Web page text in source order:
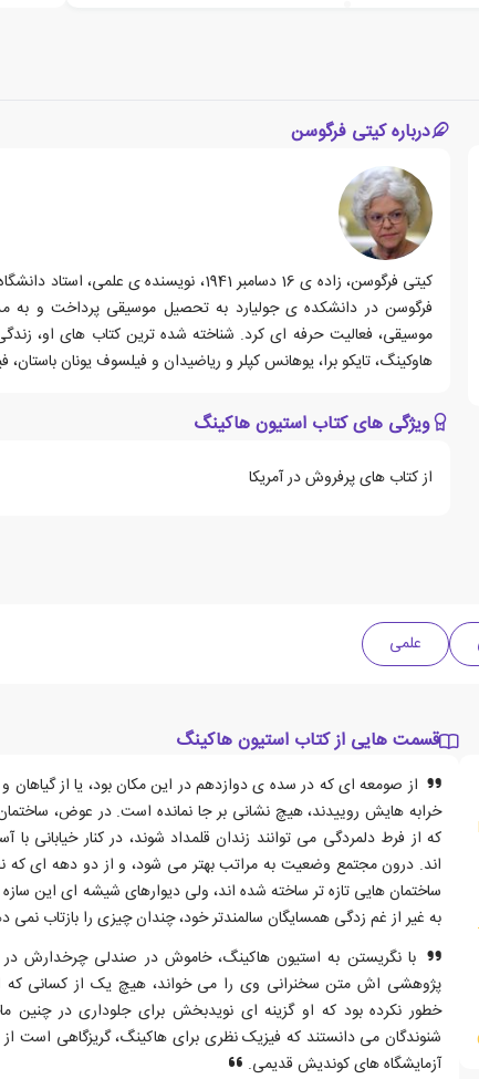
درباره کیتی فرگوسن
کیتی فرگوسن، زاده ی 16 دسامبر 1941، نویسنده ی
فرگوسن در دانشکده ی جولیارد به تحصیل موسیقی پرداخت و
موسیقی، فعالیت حرفه ای کرد. شناخته شده ترین کتاب های او،
هاوکینگ، تایکو برا، یوهانس کپلر و ریاضیدان و فیلسوف یونان
ویژگی های کتاب استیون هاکینگ
از کتاب های پرفروش در آمریکا
علمی
قسمت هایی از کتاب استیون هاکینگ
از صومعه ای که در سده ی دوازدهم در این مکان بود، یا از گیاهان
خرابه هایش روییدند، هیچ نشانی بر جا نمانده است. در عوض، ساختمان
که از فرط دلمردگی می توانند زندان قلمداد شوند، در کنار خیابانی با
اند. درون مجتمع وضعیت به مراتب بهتر می شود، و از دو دهه ای که
ساختمان هایی تازه تر ساخته شده اند، ولی دیوارهای شیشه ای این
به غیر از غم زدگی همسایگان سالمندتر خود، چندان چیزی را بازتاب نمی
با نگریستن به استیون هاکینگ، خاموش در صندلی چرخدارش
پژوهشی اش متن سخنرانی وی را می خواند، هیچ یک از کسانی که
خطور نکرده بود که او گزینه ای نویدبخش برای جلوداری در چنین
شنوندگان می دانستند که فیزیک نظری برای هاکینگ، گریزگاهی است از
آزمایشگاه های کوندیش قدیمی.